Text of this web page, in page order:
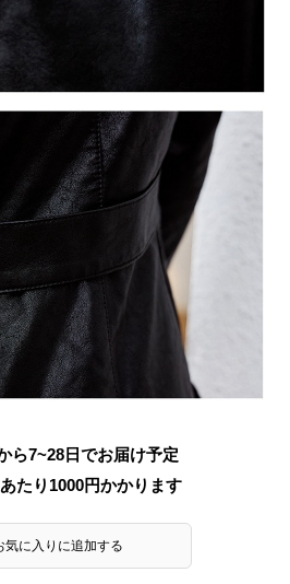
ら7~28日でお届け予定
たり 1000円かかります
気に入りに追加する